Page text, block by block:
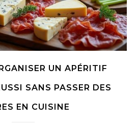
UN APÉRITIF
SANS PASSER DES
EN CUISINE